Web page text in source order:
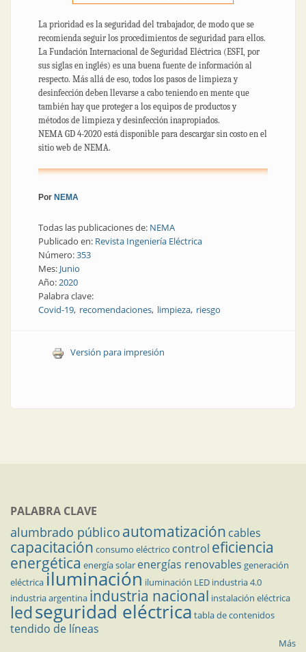
La prioridad es la seguridad del trabajador, de modo que se
recomienda seguir los procedimientos de seguridad para ellos.
La Fundación Internacional de Seguridad Eléctrica (ESFI, por
sus siglas en inglés) es una buena fuente de información al
respecto. Más allá de eso, todos los pasos de limpieza y
desinfección deben llevarse a cabo teniendo en mente que
también hay que proteger a los equipos de productos y
métodos de limpieza y desinfección inapropiados.
NEMA GD 4-2020 está disponible para descargar sin costo en el
sitio web de NEMA.
Por NEMA
Todas las publicaciones de: NEMA
Publicado en: Revista Ingeniería Eléctrica
Número:353
Mes: Junio
Año:2020
Palabra clave:
Covid-19 recomendaciones limpieza riesgo
Versión para impresión
PALABRA CLAVE
alumbrado público automatización cables
capacitación consumo eléctrico control eficiencia
energética energía solar energías renovables generación
eléctricailuminación iluminación LED industria 4.0
industria argentina industria nacional instalación eléctrica
ledseguridad eléctrica tabla de contenidos
tendido de líneas
Más